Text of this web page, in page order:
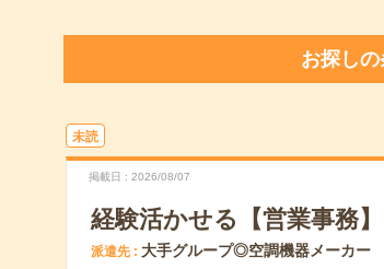
お探し
未読
掲載日 2026/08/07
経験活かせる【営業事務
派遣先 大手グループ◎空調機器メーカー